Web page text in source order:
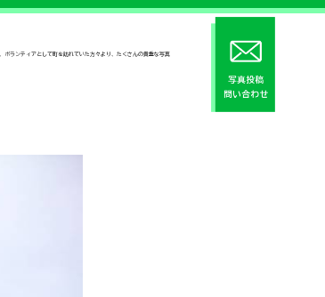
ボランティアとして町を訪れていた方々より、たくさんの貴重な写真